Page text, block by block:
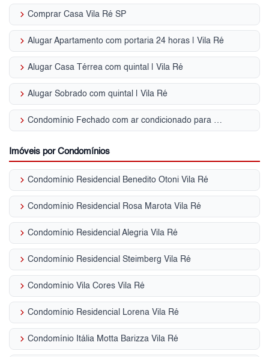
keyboard_arrow_right Comprar Casa Vila Ré SP
keyboard_arrow_right Alugar Apartamento com portaria 24 horas | Vila Ré
keyboard_arrow_right Alugar Casa Térrea com quintal | Vila Ré
keyboard_arrow_right Alugar Sobrado com quintal | Vila Ré
keyboard_arrow_right Condomínio Fechado com ar condicionado para Venda | Vila Ré
Imóveis por Condomínios
keyboard_arrow_right Condomínio Residencial Benedito Otoni Vila Ré
keyboard_arrow_right Condomínio Residencial Rosa Marota Vila Ré
keyboard_arrow_right Condomínio Residencial Alegria Vila Ré
keyboard_arrow_right Condomínio Residencial Steimberg Vila Ré
keyboard_arrow_right Condomínio Vila Cores Vila Ré
keyboard_arrow_right Condomínio Residencial Lorena Vila Ré
keyboard_arrow_right Condomínio Itália Motta Barizza Vila Ré